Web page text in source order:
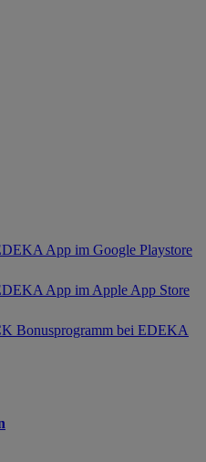
App im Google Playstore
App im Apple App Store
Bonusprogramm bei EDEKA